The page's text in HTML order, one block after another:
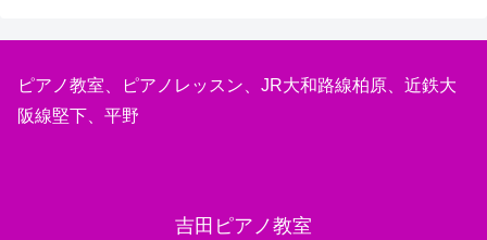
ピアノ教室、ピアノレッスン、JR大和路線柏原、近鉄大
阪線堅下、平野
吉田ピアノ教室